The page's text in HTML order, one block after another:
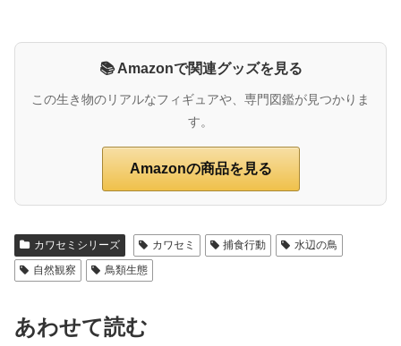
📚 Amazonで関連グッズを見る
この生き物のリアルなフィギュアや、専門図鑑が見つかりま
す。
Amazonの商品を見る
カワセミシリーズ カワセミ 捕食行動
水辺の鳥
自然観察
鳥類生態
あわせて読む